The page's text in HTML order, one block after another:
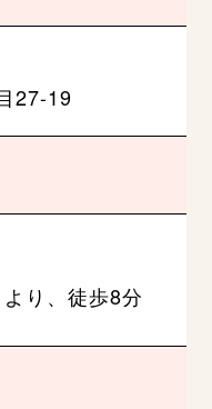
27-19
り、徒歩8分